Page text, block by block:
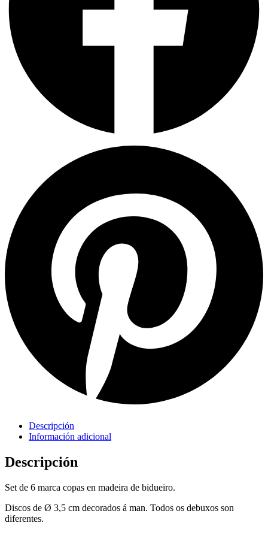
Descripción
Información adicional
Descripción
Set de 6 marca copas en madeira de bidueiro.
Discos de Ø 3,5 cm decorados á man. Todos os debuxos son
diferentes.